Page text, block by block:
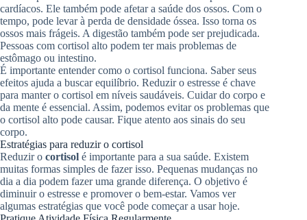
cardíacos. Ele também pode afetar a saúde dos ossos. Com o
tempo, pode levar à perda de densidade óssea. Isso torna os
ossos mais frágeis. A digestão também pode ser prejudicada.
Pessoas com cortisol alto podem ter mais problemas de
estômago ou intestino.
É importante entender como o cortisol funciona. Saber seus
efeitos ajuda a buscar equilíbrio. Reduzir o estresse é chave
para manter o cortisol em níveis saudáveis. Cuidar do corpo e
da mente é essencial. Assim, podemos evitar os problemas que
o cortisol alto pode causar. Fique atento aos sinais do seu
corpo.
Estratégias para reduzir o cortisol
Reduzir o cortisol é importante para a sua saúde. Existem
muitas formas simples de fazer isso. Pequenas mudanças no
dia a dia podem fazer uma grande diferença. O objetivo é
diminuir o estresse e promover o bem-estar. Vamos ver
algumas estratégias que você pode começar a usar hoje.